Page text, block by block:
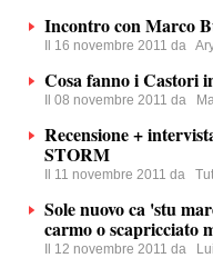
Incontro con Marco
Il 16 novembre 2011 da
Cosa fanno i Castori
Il 08 novembre 2011 da
Recensione +
STORM
Il 11 novembre 2011 da
Sole nuovo ca 'stu
carmo o scapricciato
Il 12 novembre 2011 da